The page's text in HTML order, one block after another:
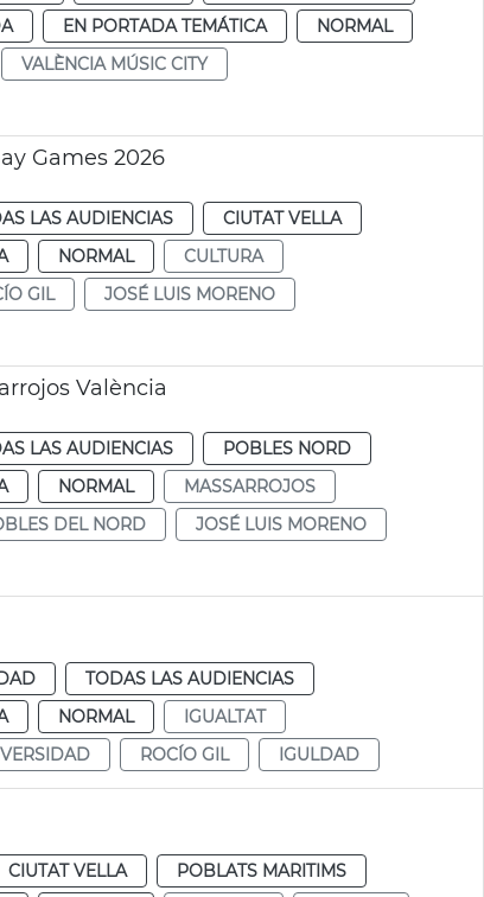
EN PORTADA TEMÁTICA
NORMAL
VALÈNCIA MÚSIC CITY
Games 2026
LAS AUDIENCIAS
CIUTAT VELLA
NORMAL
CULTURA
GIL
JOSÉ LUIS MORENO
València
LAS AUDIENCIAS
POBLES NORD
NORMAL
MASSARROJOS
DEL NORD
JOSÉ LUIS MORENO
TODAS LAS AUDIENCIAS
NORMAL
IGUALTAT
ROCÍO GIL IGULDAD
CIUTAT VELLA
POBLATS MARITIMS